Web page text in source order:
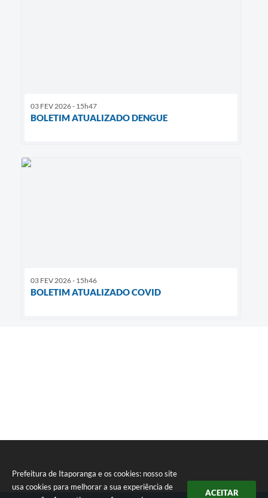
Prefeitura de Itaporanga e os cookies: nosso site
usa cookies para melhorar a sua experiência de
ACEITAR
03 FEV 2026 - 15h47
BOLETIM ATUALIZADO DENGUE
03 FEV 2026 - 15h46
BOLETIM ATUALIZADO COVID